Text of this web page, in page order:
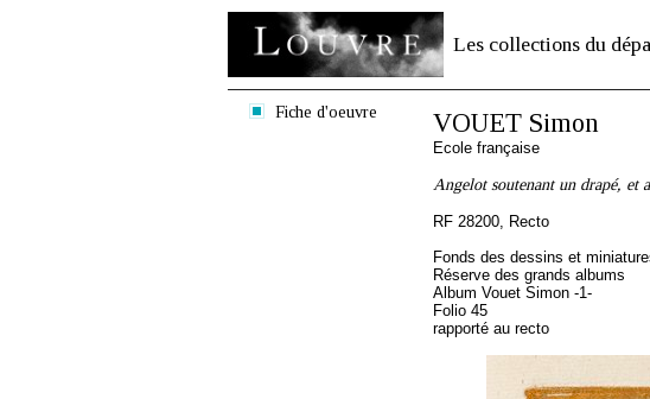
Les collections du
Fiche d'oeuvre VOUET Simon
Ecole française
Angelot soutenant un drapé, et
RF 28200, Recto
Fonds des dessins et
Réserve des grands albums
Album Vouet Simon -1-
Folio 45
rapporté au recto